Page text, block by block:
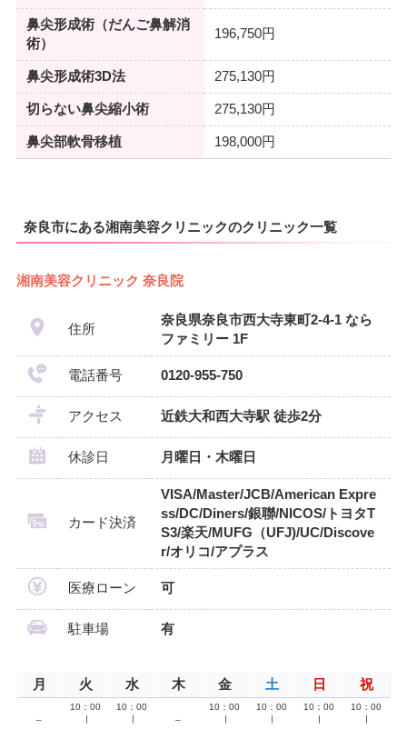
鼻尖形成術（だんご鼻解消
術）
196,750円
鼻尖形成術3D法 275,130円
切らない鼻尖縮小術 275,130円
鼻尖部軟骨移植 198,000円
奈良市にある湘南美容クリニックのクリニック一覧
湘南美容クリニック 奈良院
住所
奈良県奈良市西大寺東町2-4-1 なら
ファミリー 1F
電話番号 0120-955-750
アクセス 近鉄大和西大寺駅 徒歩2分
休診日 月曜日・木曜日
カード決済
VISA/Master/JCB/American Expre
ss/DC/Diners/銀聯/NICOS/トヨタT
S3/楽天/MUFG（UFJ)/UC/Discove
r/オリコ/アプラス
医療ローン 可
駐車場 有
月 火 水 木 金 土 日 祝
–
10：00
10：00
–
10：00
10：00
10：00
10：00